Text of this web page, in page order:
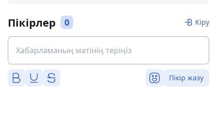
Пікірлер 0 Кіру
Пікір жазу